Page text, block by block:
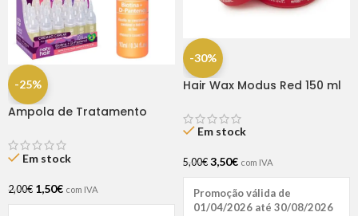
-25%
Ampola de Tratamento
Hair (1 UNIDADE)
Em stock
2,00€ 1,50€ com IVA
-30%
Hair Wax Modus Red 150 ml
Em stock
5,00€ 3,50€ com IVA
Promoção válida de
01/04/2026 até 30/08/2026